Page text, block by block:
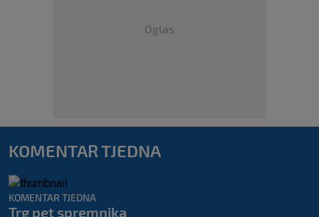
Oglas
KOMENTAR TJEDNA
KOMENTAR TJEDNA
Trg pet spremnika